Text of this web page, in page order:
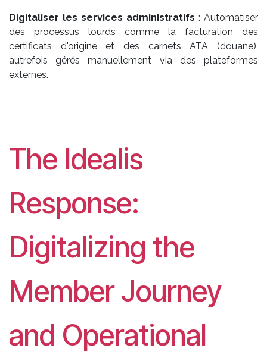
Digitaliser les services administratifs : Automatiser
des processus lourds comme la facturation des
certificats d'origine et des carnets ATA (douane),
autrefois gérés manuellement via des plateformes
externes.
The Idealis
Response:
Digitalizing the
Member Journey
and Operational